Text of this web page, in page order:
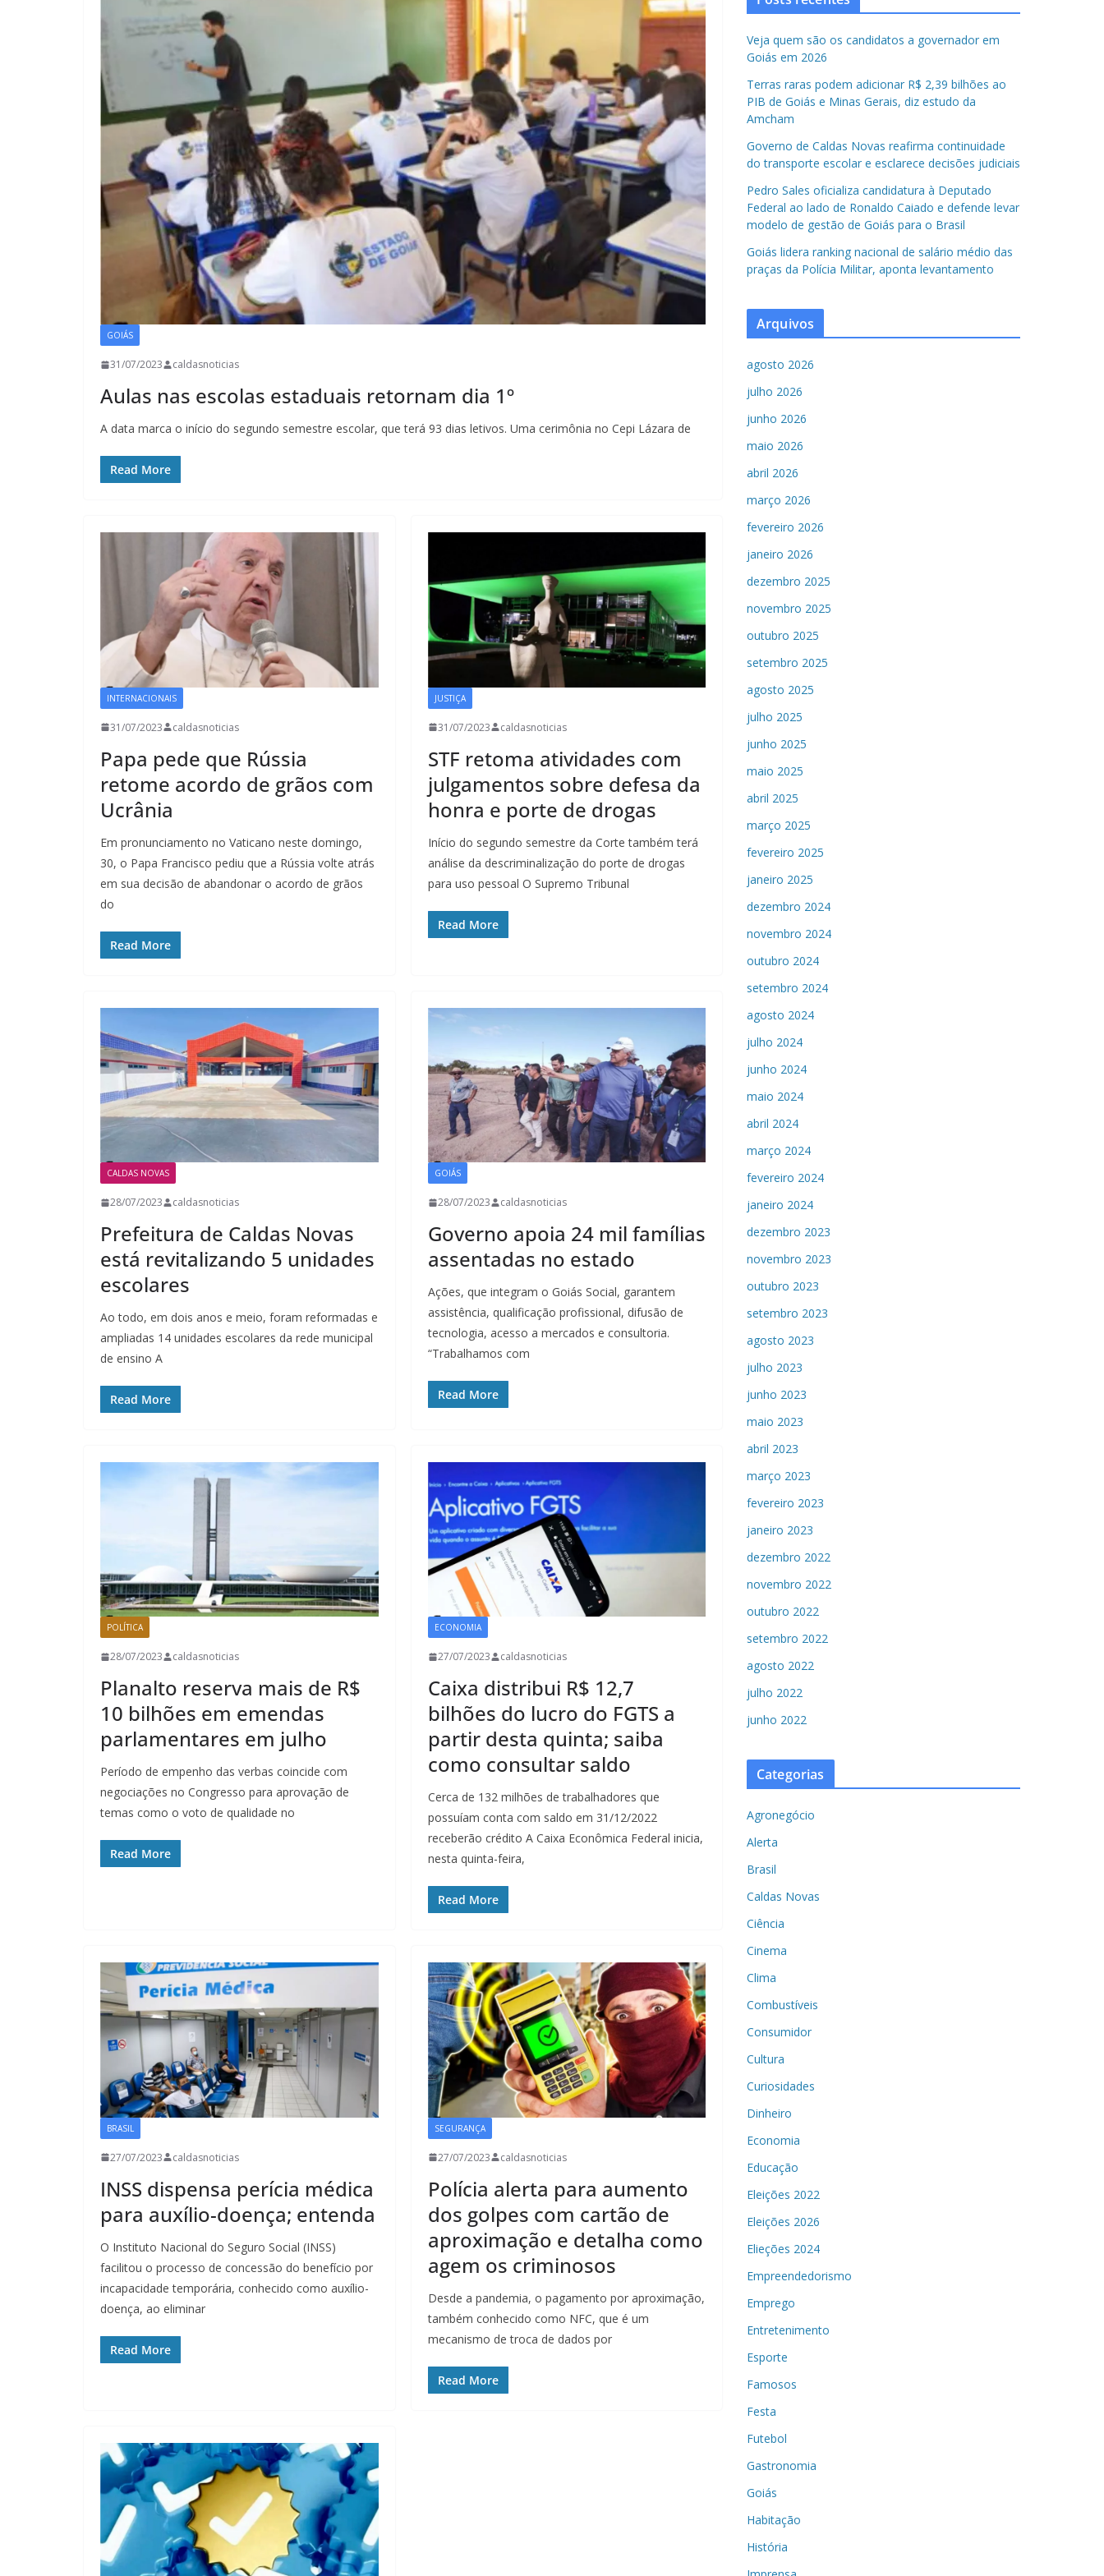
GOIÁS
31/07/2023 caldasnoticias
Aulas nas escolas estaduais retornam dia 1º
A data marca o início do segundo semestre escolar, que terá 93 dias letivos. Uma cerimônia no Cepi Lázara de
Read More
INTERNACIONAIS
31/07/2023 caldasnoticias
Papa pede que Rússia
retome acordo de grãos com
Ucrânia
Em pronunciamento no Vaticano neste domingo,
30, o Papa Francisco pediu que a Rússia volte atrás
em sua decisão de abandonar o acordo de grãos
do
Read More
JUSTIÇA
31/07/2023 caldasnoticias
STF retoma atividades com
julgamentos sobre defesa da
honra e porte de drogas
Início do segundo semestre da Corte também terá
análise da descriminalização do porte de drogas
para uso pessoal O Supremo Tribunal
Read More
CALDAS NOVAS
28/07/2023 caldasnoticias
Prefeitura de Caldas Novas
está revitalizando 5 unidades
escolares
Ao todo, em dois anos e meio, foram reformadas e
ampliadas 14 unidades escolares da rede municipal
de ensino A
Read More
GOIÁS
28/07/2023 caldasnoticias
Governo apoia 24 mil famílias
assentadas no estado
Ações, que integram o Goiás Social, garantem
assistência, qualificação profissional, difusão de
tecnologia, acesso a mercados e consultoria.
“Trabalhamos com
Read More
POLÍTICA
28/07/2023 caldasnoticias
Planalto reserva mais de R$
10 bilhões em emendas
parlamentares em julho
Período de empenho das verbas coincide com
negociações no Congresso para aprovação de
temas como o voto de qualidade no
Read More
ECONOMIA
27/07/2023 caldasnoticias
Caixa distribui R$ 12,7
bilhões do lucro do FGTS a
partir desta quinta; saiba
como consultar saldo
Cerca de 132 milhões de trabalhadores que
possuíam conta com saldo em 31/12/2022
receberão crédito A Caixa Econômica Federal inicia,
nesta quinta-feira,
Read More
BRASIL
27/07/2023 caldasnoticias
INSS dispensa perícia médica
para auxílio-doença; entenda
O Instituto Nacional do Seguro Social (INSS)
facilitou o processo de concessão do benefício por
incapacidade temporária, conhecido como auxílio-
doença, ao eliminar
Read More
SEGURANÇA
27/07/2023 caldasnoticias
Polícia alerta para aumento
dos golpes com cartão de
aproximação e detalha como
agem os criminosos
Desde a pandemia, o pagamento por aproximação,
também conhecido como NFC, que é um
mecanismo de troca de dados por
Read More
Veja quem são os candidatos a governador em
Goiás em 2026
Terras raras podem adicionar R$ 2,39 bilhões ao
PIB de Goiás e Minas Gerais, diz estudo da
Amcham
Governo de Caldas Novas reafirma continuidade
do transporte escolar e esclarece decisões judiciais
Pedro Sales oficializa candidatura à Deputado
Federal ao lado de Ronaldo Caiado e defende levar
modelo de gestão de Goiás para o Brasil
Goiás lidera ranking nacional de salário médio das
praças da Polícia Militar, aponta levantamento
Arquivos
agosto 2026
julho 2026
junho 2026
maio 2026
abril 2026
março 2026
fevereiro 2026
janeiro 2026
dezembro 2025
novembro 2025
outubro 2025
setembro 2025
agosto 2025
julho 2025
junho 2025
maio 2025
abril 2025
março 2025
fevereiro 2025
janeiro 2025
dezembro 2024
novembro 2024
outubro 2024
setembro 2024
agosto 2024
julho 2024
junho 2024
maio 2024
abril 2024
março 2024
fevereiro 2024
janeiro 2024
dezembro 2023
novembro 2023
outubro 2023
setembro 2023
agosto 2023
julho 2023
junho 2023
maio 2023
abril 2023
março 2023
fevereiro 2023
janeiro 2023
dezembro 2022
novembro 2022
outubro 2022
setembro 2022
agosto 2022
julho 2022
junho 2022
Categorias
Agronegócio
Alerta
Brasil
Caldas Novas
Ciência
Cinema
Clima
Combustíveis
Consumidor
Cultura
Curiosidades
Dinheiro
Economia
Educação
Eleições 2022
Eleições 2026
Elieções 2024
Empreendedorismo
Emprego
Entretenimento
Esporte
Famosos
Festa
Futebol
Gastronomia
Goiás
Habitação
História